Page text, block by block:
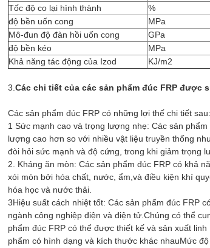
Tốc độ co lại hình thành
%
độ bền uốn cong
MPa
Mô-đun độ đàn hồi uốn cong
GPa
độ bền kéo
MPa
Khả năng tác động của Izod
KJ/m2
3. Các chi tiết của các sản phẩm đúc FRP
Các sản phẩm đúc FRP có những lợi thế chi tiết sau:
1 Sức mạnh cao và trọng lượng nhẹ: Các sản
lượng cao hơn so với nhiều vật liệu truyền thống
đòi hỏi sức mạnh và độ cứng, trong khi giảm trọng
2. Kháng ăn mòn: Các sản phẩm đúc FRP có khả
xói mòn bởi hóa chất, nước, ẩm,và điều kiện khí
hóa học và nước thải.
3Hiệu suất cách nhiệt tốt: Các sản phẩm đúc FRP
ngành công nghiệp điện và điện tử.Chúng có thể
phẩm đúc FRP có thể được thiết kế và sản xuất
phẩm có hình dạng và kích thước khác nhauMức